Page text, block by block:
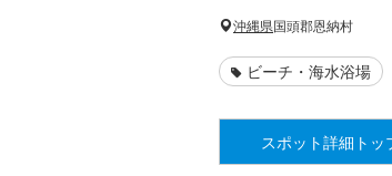
沖縄県国頭郡恩納村
ビーチ・海水浴場
スポット詳細 トッ